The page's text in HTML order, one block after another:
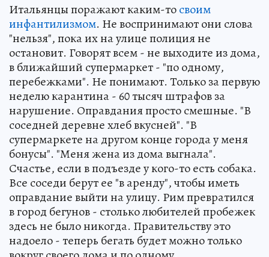
Итальянцы поражают каким-тосвоим
инфантилизмом. Не воспринимают они слова
"нельзя", пока их на улице полиция не
остановит. Говорят всем - не выходите из дома,
в ближайший супермаркет - "по одному,
перебежками". Не понимают. Только за первую
неделю карантина - 60 тысяч штрафов за
нарушение. Оправдания просто смешные. "В
соседней деревне хлеб вкусней". "В
супермаркете на другом конце города у меня
бонусы". "Меня жена из дома выгнала".
Счастье, если в подъезде у кого-то есть собака.
Все соседи берут ее "в аренду", чтобы иметь
оправдание выйти на улицу. Рим превратился
в город бегунов - столько любителей пробежек
здесь не было никогда. Правительству это
надоело - теперь бегать будет можно только